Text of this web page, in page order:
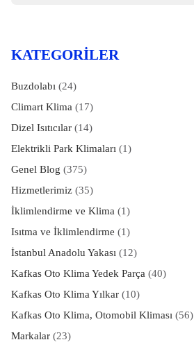
KATEGORILER
Buzdolabı(24)
Climart Klima(17)
Dizel Isıtıcılar(14)
Elektrikli Park Klimaları(1)
Genel Blog (375)
Hizmetlerimiz(35)
İklimlendirme ve Klima(1)
Isıtma ve İklimlendirme (1)
İstanbul Anadolu Yakası(12)
Kafkas Oto Klima Yedek Parça(40)
Kafkas Oto Klima Yılkar(10)
Kafkas Oto Klima, Otomobil Kliması(56)
Markalar(23)